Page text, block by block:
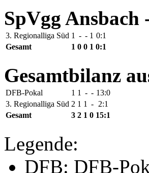
SpVgg
3. Regionalliga Süd 1 - - 1 0:1
Gesamt
1 0 0 1 0:1
Gesamtbilanz
DFB-Pokal 1 1 - - 13:0
3. Regionalliga Süd 2 1 1 - 2:1
Gesamt
3 2 1 0 15:1
Legende:
DFB: DFB-